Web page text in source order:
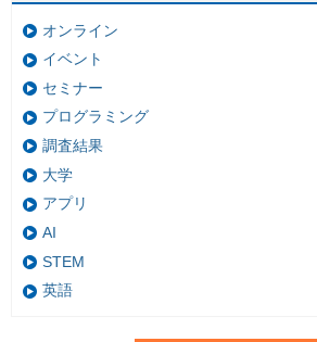
オンライン
イベント
セミナー
プログラミング
調査結果
大学
アプリ
AI
STEM
英語